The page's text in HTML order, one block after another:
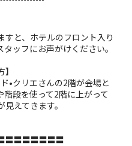
と、ホテルのフロント入り
ッフにお声がけください。
•クリエさんの2階が会場と
段を使って2階に上がって
えてきます。
〓〓〓〓〓〓〓